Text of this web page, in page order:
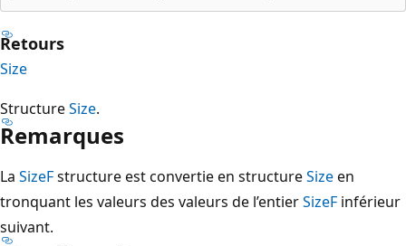
Retours
Size
StructureSize.
Remarques
La SizeFstructure est convertie en structureSizeen
tronquant les valeurs des valeurs de l’entierSizeF inférieur
suivant.